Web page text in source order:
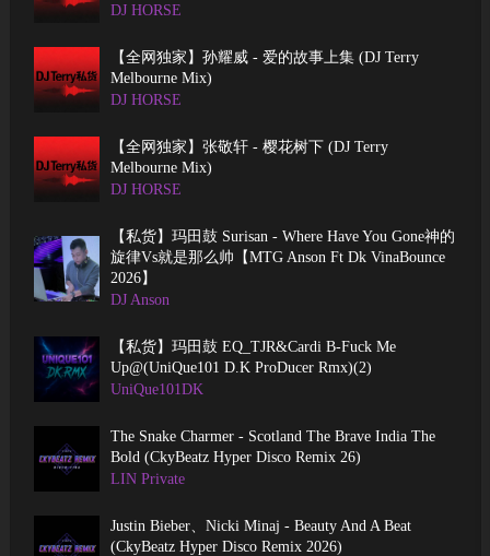
DJ HORSE
【全网独家】孙耀威 - 爱的故事上集 (DJ Terry
Melbourne Mix)
DJ HORSE
【全网独家】张敬轩 - 樱花树下 (DJ Terry
Melbourne Mix)
DJ HORSE
【私货】玛田鼓 Surisan - Where Have You Gone神的
旋律Vs就是那么帅【MTG Anson Ft Dk VinaBounce
2026】
DJ Anson
【私货】玛田鼓 EQ_TJR&Cardi B-Fuck Me
Up@(UniQue101 D.K ProDucer Rmx)(2)
UniQue101DK
The Snake Charmer - Scotland The Brave India The
Bold (CkyBeatz Hyper Disco Remix 26)
LIN Private
Justin Bieber、Nicki Minaj - Beauty And A Beat
(CkyBeatz Hyper Disco Remix 2026)